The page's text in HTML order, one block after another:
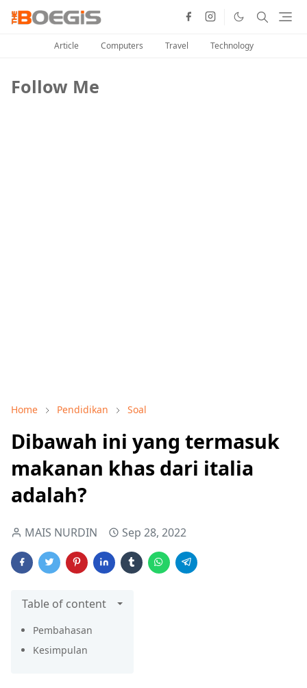
Article Computers Travel Technology
Follow Me
Home Pendidikan Soal
Dibawah ini yang termasuk
makanan khas dari italia
adalah?
MAIS NURDIN Sep 28, 2022
Table of content
Pembahasan
Kesimpulan